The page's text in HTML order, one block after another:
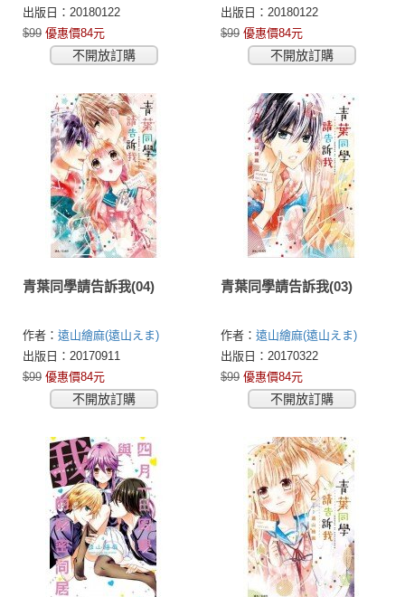
出版日：20180122
$99 優惠價84元
不開放訂購
出版日：20180122
$99 優惠價84元
不開放訂購
青葉同學請告訴我(04)
作者： 遠山繪麻(遠山えま)
出版日：20170911
$99 優惠價84元
不開放訂購
青葉同學請告訴我(03)
作者： 遠山繪麻(遠山えま)
出版日：20170322
$99 優惠價84元
不開放訂購